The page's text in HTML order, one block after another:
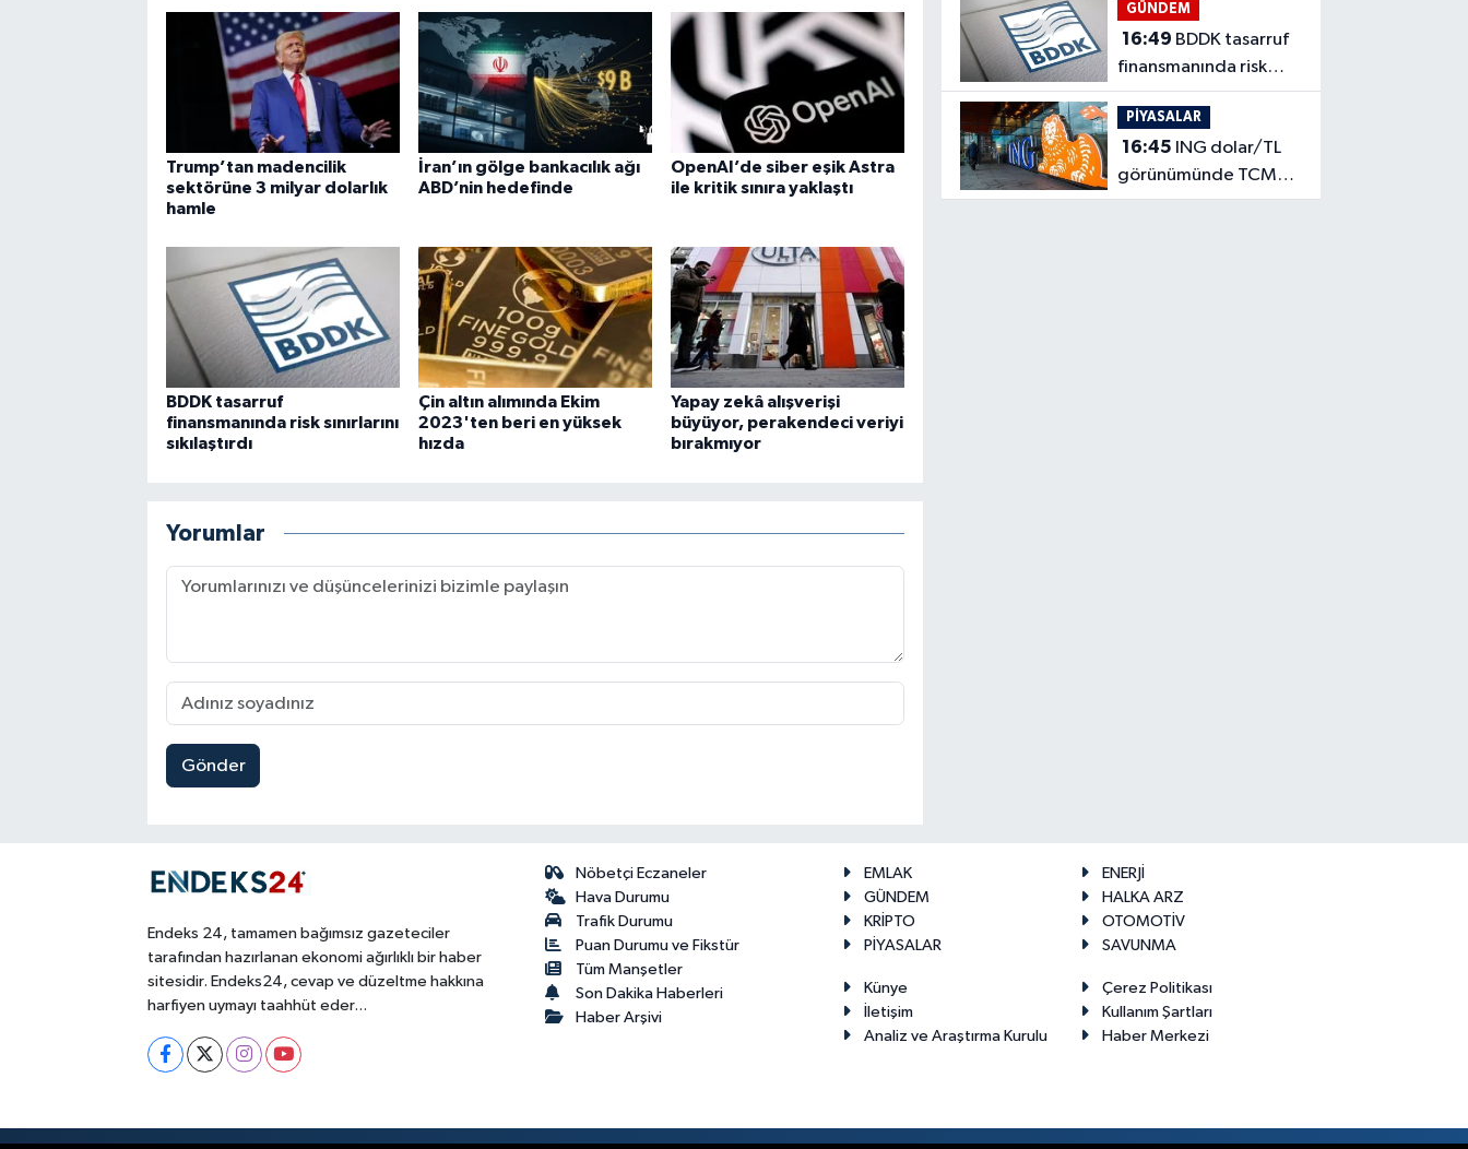
Trump’tan madencilik
sektörüne 3 milyar dolarlık
hamle
İran’ın gölge bankacılık ağı
ABD’nin hedefinde
OpenAI’de siber eşik Astra
ile kritik sınıra yaklaştı
BDDK tasarruf
finansmanında risk sınırlarını
sıkılaştırdı
Çin altın alımında Ekim
2023'ten beri en yüksek
hızda
Yapay zekâ alışverişi
büyüyor, perakendeci veriyi
bırakmıyor
Yorumlar
Gönder
GÜNDEM
16:49
finansmanında risk
sınırlarını sıkılaştırdı
PİYASALAR
16:45
görünümünde TCMB
için faiz alanı görüyor
Endeks 24, tamamen bağımsız gazeteciler
tarafından hazırlanan ekonomi ağırlıklı bir haber
sitesidir. Endeks24, cevap ve düzeltme hakkına
harfiyen uymayı taahhüt eder...
Nöbetçi Eczaneler
Hava Durumu
Trafik Durumu
Puan Durumu ve Fikstür
Tüm Manşetler
Son Dakika Haberleri
Haber Arşivi
EMLAK
ENERJİ
GÜNDEM
HALKA ARZ
KRİPTO
OTOMOTİV
PİYASALAR
SAVUNMA
Künye
Çerez Politikası
İletişim
Kullanım Şartları
Analiz ve Araştırma Kurulu
Haber Merkezi